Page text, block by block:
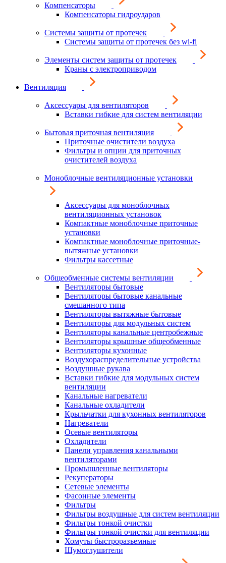
Компенсаторы
Компенсаторы гидроударов
Системы защиты от протечек
Системы защиты от протечек без wi-fi
Элементы систем защиты от протечек
Краны с электроприводом
Вентиляция
Аксессуары для вентиляторов
Вставки гибкие для систем вентиляции
Бытовая приточная вентиляция
Приточные очистители воздуха
Фильтры и опции для приточных
очистителей воздуха
Моноблочные вентиляционные установки
Аксессуары для моноблочных
вентиляционных установок
Компактные моноблочные приточные
установки
Компактные моноблочные приточные-
вытяжные установки
Фильтры кассетные
Общеобменные системы вентиляции
Вентиляторы бытовые
Вентиляторы бытовые канальные
смешанного типа
Вентиляторы вытяжные бытовые
Вентиляторы для модульных систем
Вентиляторы канальные центробежные
Вентиляторы крышные общеобменные
Вентиляторы кухонные
Воздухораспределительные устройства
Воздушные рукава
Вставки гибкие для модульных систем
вентиляции
Канальные нагреватели
Канальные охладители
Крыльчатки для кухонных вентиляторов
Нагреватели
Осевые вентиляторы
Охладители
Панели управления канальными
вентиляторами
Промышленные вентиляторы
Рекуператоры
Сетевые элементы
Фасонные элементы
Фильтры
Фильтры воздушные для систем вентиляции
Фильтры тонкой очистки
Фильтры тонкой очистки для вентиляции
Хомуты быстроразъемные
Шумоглушители